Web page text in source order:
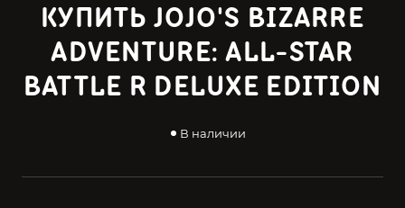
КУПИТЬ JOJO'S BIZARRE
ADVENTURE: ALL-STAR
BATTLE R DELUXE EDITION
В наличии